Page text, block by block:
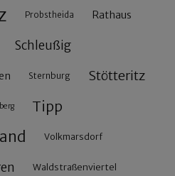
Probstheida Rathaus
Schleußig
Sternburg Stötteritz
Tipp
Volkmarsdorf
Waldstraßenviertel